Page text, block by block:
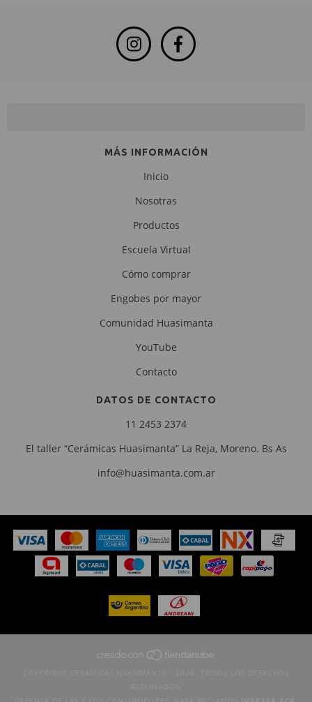
MÁS INFORMACIÓN
Inicio
Nosotras
Productos
Escuela Virtual
Cómo comprar
Engobes por mayor
Comunidad Huasimanta
YouTube
Contacto
DATOS DE CONTACTO
11 2453 2374
El taller “Cerámicas Huasimanta” La Reja, Moreno. Bs As
info@huasimanta.com.ar